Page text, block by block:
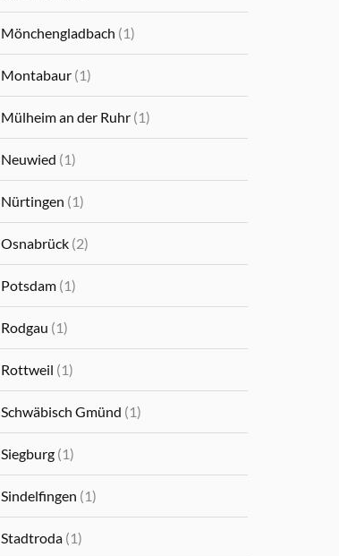
Mönchengladbach (1)
Montabaur (1)
Mülheim an der Ruhr (1)
Neuwied (1)
Nürtingen (1)
Osnabrück (2)
Potsdam (1)
Rodgau (1)
Rottweil (1)
Schwäbisch Gmünd (1)
Siegburg (1)
Sindelfingen (1)
Stadtroda (1)